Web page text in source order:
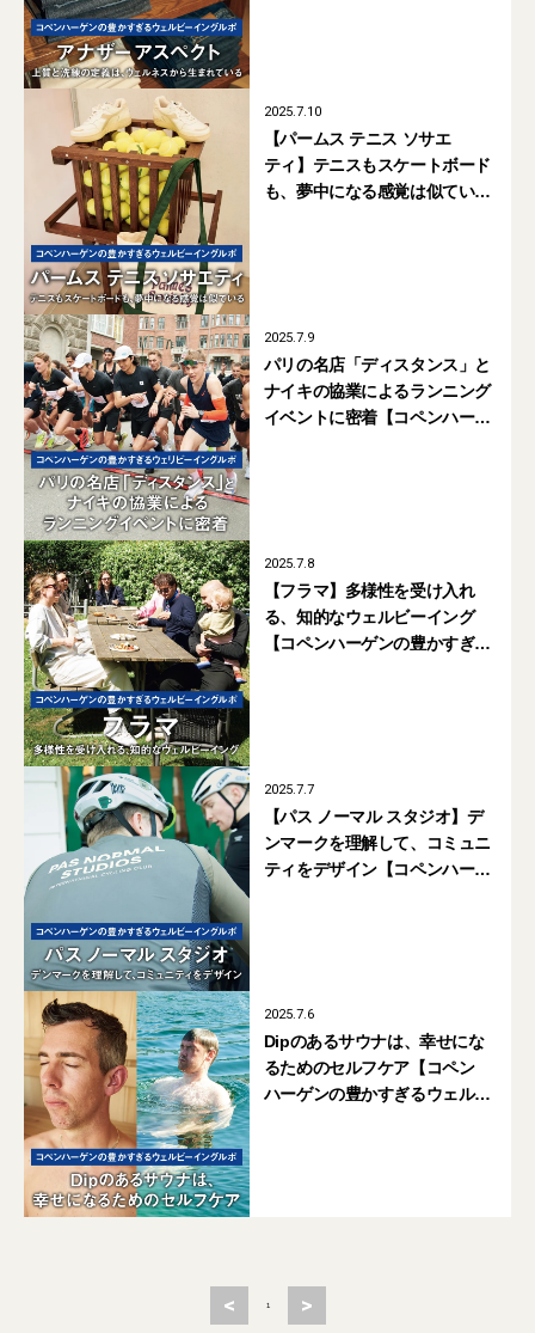
2025.7.10
【パームス テニス ソサエ
ティ】テニスもスケートボード
も、夢中になる感覚は似ている
2025.7.9
パリの名店「ディスタンス」と
ナイキの協業によるランニング
イベントに密着【コペンハーゲ
2025.7.8
【フラマ】多様性を受け入れ
る、知的なウェルビーイング
【コペンハーゲンの豊かすぎる
2025.7.7
【パス ノーマル スタジオ】デ
ンマークを理解して、コミュニ
ティをデザイン【コペンハーゲ
2025.7.6
Dipのあるサウナは、幸せにな
るためのセルフケア【コペン
ハーゲンの豊かすぎるウェル
< 1 >